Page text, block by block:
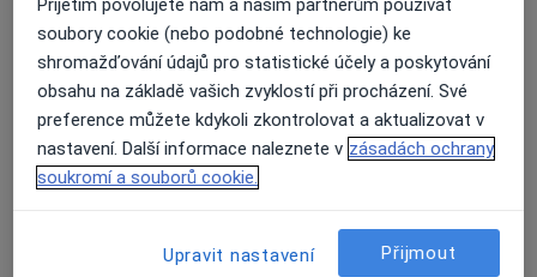
11 názorů
Recenze pacientů jsou pro nás důležité.
odstranění nebo změnu recenze pacienta.
Další informace.Další informace o názorech
Přijetím povolujete nám a našim partnerům používat
soubory cookie (nebo podobné technologie) ke
shromažďování údajů pro statistické účely a poskytování
obsahu na základě vašich zvyklostí při procházení. Své
preference můžete kdykoli zkontrolovat a aktualizovat v
nastavení. Další informace naleznete v zásadách ochrany
soukromí a souborů cookie.
Upravit nastavení Přijmout